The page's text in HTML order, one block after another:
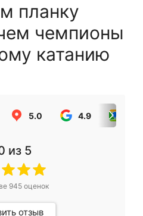
планку
чемпионы
катанию
5.0 4.9
из 5
945оценок
отзыв